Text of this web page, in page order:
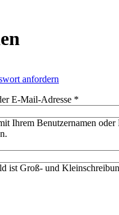
anfordern
E-Mail-Adresse *
Ihrem Benutzernamen
ist Groß- und